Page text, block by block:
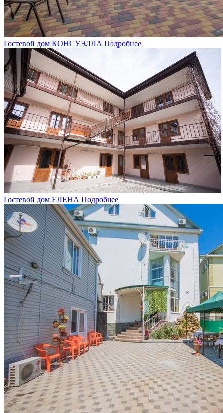
Гостевой дом КОНСУЭЛЛА Подробнее
Гостевой дом ЕЛЕНА Подробнее